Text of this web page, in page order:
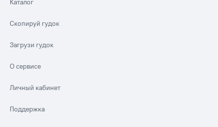
Каталог
Скопируй гудок
Загрузи гудок
О сервисе
Личный кабинет
Поддержка